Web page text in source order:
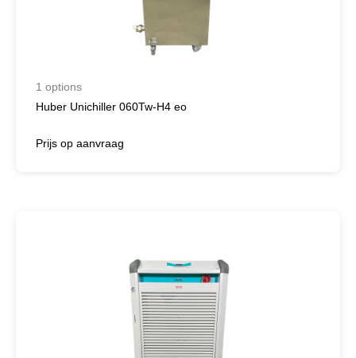
1 options
Huber Unichiller 060Tw-H4 eo
Prijs op aanvraag